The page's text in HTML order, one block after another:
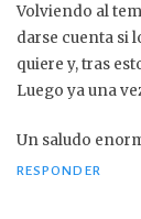
Volviendo al
darse cuenta si
quiere y, tras
Luego ya una
Un saludo
RESPONDER